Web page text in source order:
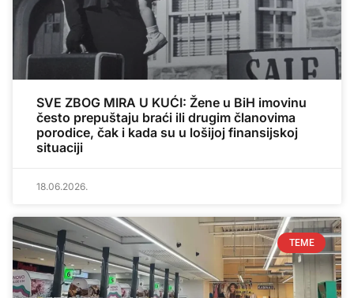
SVE ZBOG MIRA U KUĆI: Žene u BiH imovinu
često prepuštaju braći ili drugim članovima
porodice, čak i kada su u lošijoj finansijskoj
situaciji
18.06.2026.
TEME